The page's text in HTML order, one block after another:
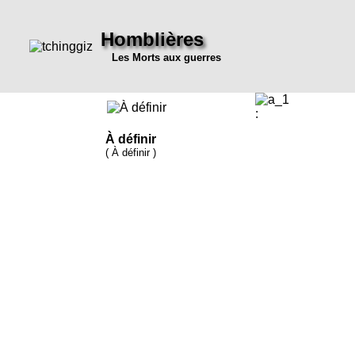
Homblières
Les Morts aux guerres
À définir
( À définir )
: